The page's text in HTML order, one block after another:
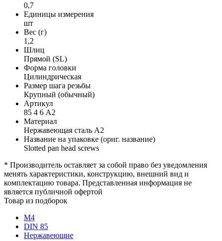
0,7
Единицы измерения
шт
Вес (г)
1,2
Шлиц
Прямой (SL)
Форма головки
Цилиндрическая
Размер шага резьбы
Крупный (обычный)
Артикул
85 4 6 А2
Материал
Нержавеющая сталь А2
Название на упаковке (ориг. название)
Slotted pan head screws
* Производитель оставляет за собой право без уведомления
менять характеристики, конструкцию, внешний вид и
комплектацию товара. Представленная информация не
является публичной офертой
Товар из подборок
М4
DIN 85
Нержавеющие